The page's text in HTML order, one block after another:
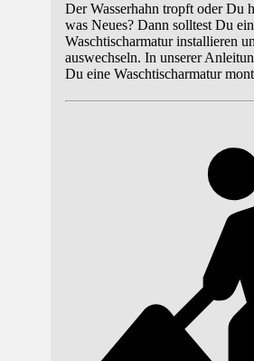
Der Wasserhahn tropft oder Du
was Neues? Dann solltest Du
Waschtischarmatur installieren
auswechseln. In unserer
Du eine Waschtischarmatur mont